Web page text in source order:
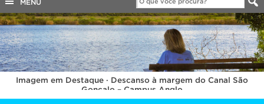
Canais
CONCURSOS
EDITAIS
INTERNACIONAL
OUVIDORIA
PORTARIAS
MENU
Imagem em Destaque · Descanso à margem do Canal São
Gonçalo – Campus Anglo